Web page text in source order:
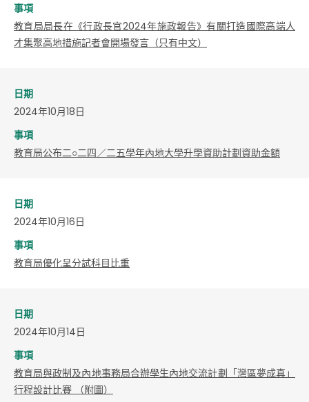
事項
教育局局長在《行政長官2024年施政報告》有關打造國際高端人
才集聚高地措施記者會開場發言（只有中文）
日期
2024年10月18日
事項
教育局公布二○二四／二五學年內地大學升學資助計劃資助金額
日期
2024年10月16日
事項
教育局優化呈分試科目比重
日期
2024年10月14日
事項
教育局與政制及內地事務局合辦學生內地交流計劃「灣區夢成真」
行程設計比賽 （附圖）